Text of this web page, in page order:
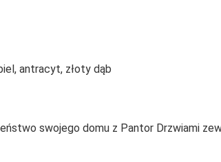
antracyt, złoty dąb
swojego domu z Pantor Drzwiami